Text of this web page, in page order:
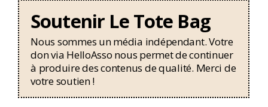
Soutenir Le Tote Bag
Nous sommes un média indépendant. Votre
don via HelloAsso nous permet de continuer
à produire des contenus de qualité. Merci de
votre soutien !